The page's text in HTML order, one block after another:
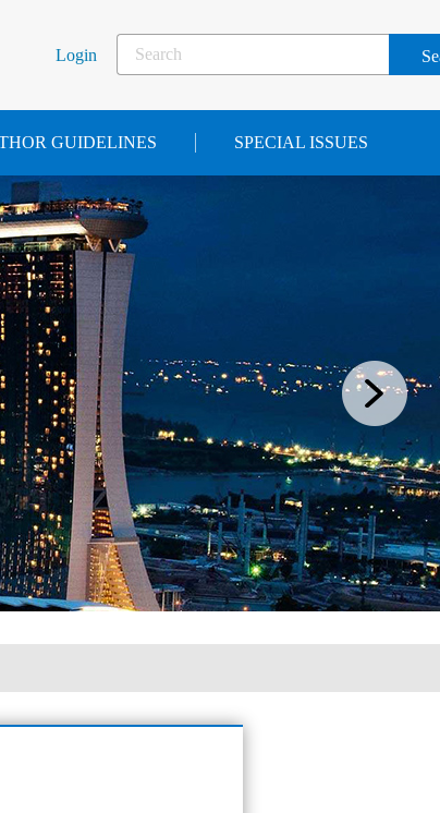
Login
GUIDELINES SPECIAL ISSUES